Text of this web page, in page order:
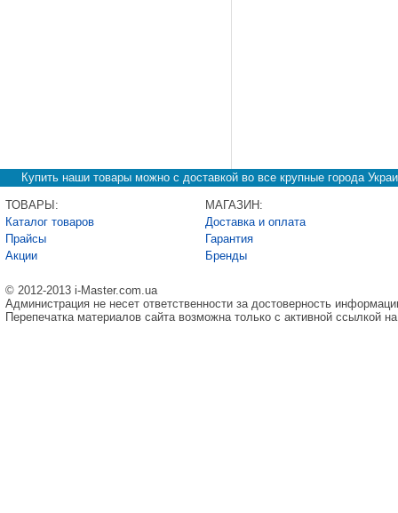
Купить наши товары можно с доставкой во все крупные города
ТОВАРЫ:
Каталог товаров
Прайсы
Акции
МАГАЗИН:
Доставка и оплата
Гарантия
Бренды
© 2012-2013 i-Master.com.ua
Администрация не несет ответственности за достоверность
Перепечатка материалов сайта возможна только с активной ссылкой